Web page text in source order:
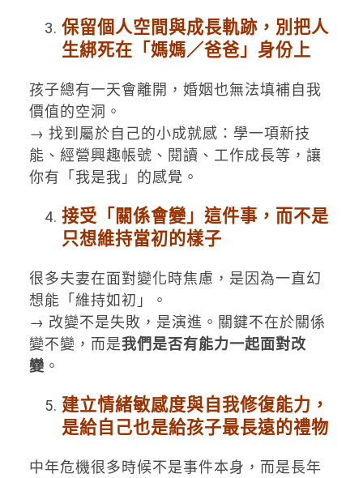
保留個人空間與成長軌跡，別把人
生綁死在「媽媽／爸爸」身份上
孩子總有一天會離開，婚姻也無法填補自我
價值的空洞。
→ 找到屬於自己的小成就感：學一項新技
能、經營興趣帳號、閱讀、工作成長等，讓
你有「我是我」的感覺。
接受「關係會變」這件事，而不是
只想維持當初的樣子
很多夫妻在面對變化時焦慮，是因為一直幻
想能「維持如初」。
→ 改變不是失敗，是演進。關鍵不在於關係
變不變，而是我們是否有能力一起面對改
變 。
建立情緒敏感度與自我修復能力，
是給自己也是給孩子最長遠的禮物
中年危機很多時候不是事件本身，而是長年